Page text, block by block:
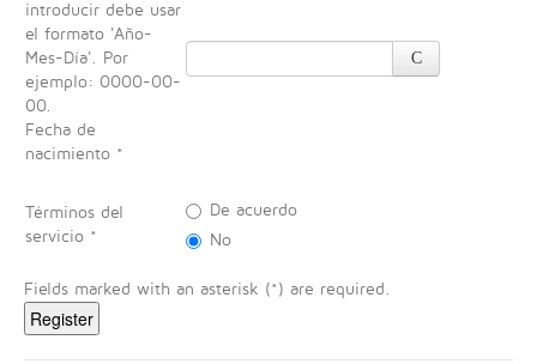
introducir debe usar
el formato 'Año-
Mes-Día'. Por
ejemplo: 0000-00-
00.
Fecha de
nacimiento *
Términos del
servicio *
De acuerdo
No
Fields marked with an asterisk (*) are required.
Register